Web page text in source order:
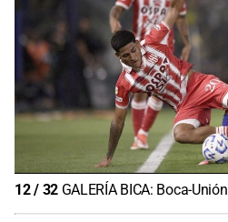
12/ 32 GALERÍA BICA: Boca-Unión